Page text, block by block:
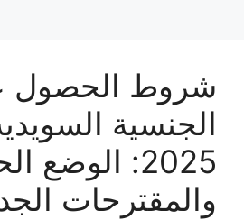
شروط الحصول
الجنسية
2025: الوضع
والمقترحات